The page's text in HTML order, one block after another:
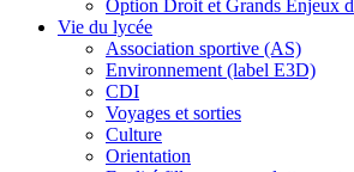
Option Droit et Grands Enjeux
Vie du lycée
Association sportive (AS)
Environnement (label E3D)
CDI
Voyages et sorties
Culture
Orientation